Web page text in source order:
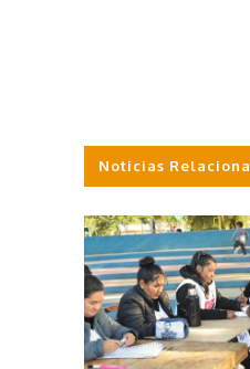
Noticias